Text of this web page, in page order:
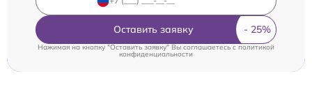
Оставить заявку
Нажимая на кнопку "Оставить заявку" Вы соглашаетесь cполитикой
конфиденциальности